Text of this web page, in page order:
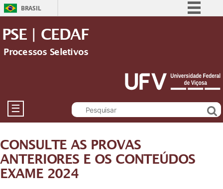
BRASIL
Acesso à informação
Legislação
Canais
PSE | CEDAF
Processos Seletivos
☰
CONSULTE AS PROVAS
ANTERIORES E OS CONTEÚDOS
EXAME 2024